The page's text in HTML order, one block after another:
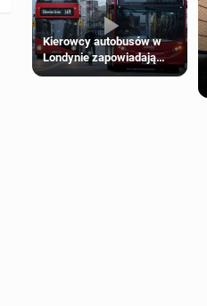
Kierowcy autobusów w
Londynie zapowiadają
strajki